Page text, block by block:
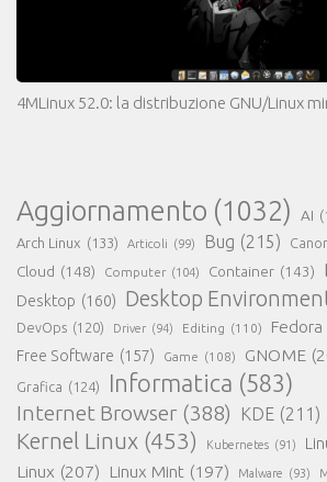
4MLinux 52.0: la distribuzione GNU/Linux
Aggiornamento (1032) AI
Arch Linux (133) Articoli (99) Bug (215)
Cloud (148) Computer (104) Container (143)
Desktop (160) Desktop
DevOps (120) Driver (94) Editing (110) Fedora
Free Software (157) Game (108) GNOME
Grafica (124) Informatica (583)
Internet Browser (388) KDE (211)
Kernel Linux (453) Kubernetes (91)
Linux (207) Linux Mint (197) Malware (93)